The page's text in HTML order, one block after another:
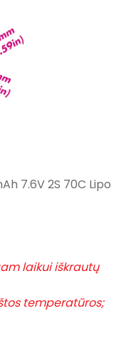
7.6V 2S 70C Lipo
laikui iškrautų
temperatūros;